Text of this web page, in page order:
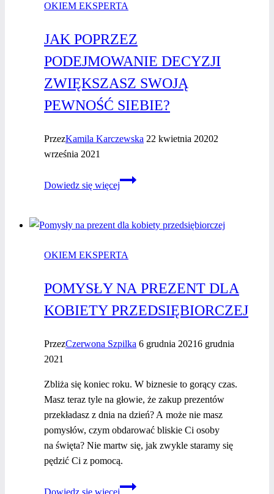
wróżkę?
OKIEM EKSPERTA
JAK POPRZEZ
PODEJMOWANIE DECYZJI
ZWIĘKSZASZ SWOJĄ
PEWNOŚĆ SIEBIE?
PrzezKamila Karczewska 22 kwietnia 20202
września 2021
Dowiedz się więcej
Jak
decyzji
swoją
siebie?
OKIEM EKSPERTA
POMYSŁY NA PREZENT DLA
KOBIETY PRZEDSIĘBIORCZEJ
PrzezCzerwona Szpilka 6 grudnia 20216 grudnia
2021
Zbliża się koniec roku. W biznesie to gorący czas.
Masz teraz tyle na głowie, że zakup prezentów
przekładasz z dnia na dzień? A może nie masz
pomysłów, czym obdarować bliskie Ci osoby
na święta? Nie martw się, jak zwykle staramy się
pędzić Ci z pomocą.
Pomysły